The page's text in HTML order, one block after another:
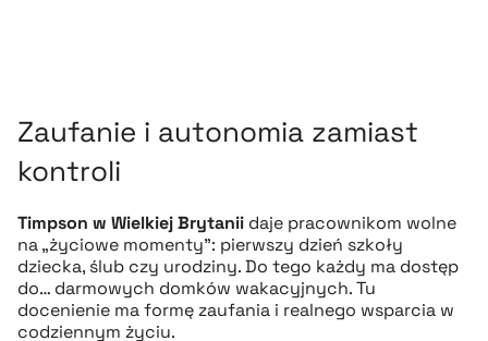
Zaufanie i autonomia zamiast
kontroli
Timpson w Wielkiej Brytanii daje pracownikom wolne
na „życiowe momenty”: pierwszy dzień szkoły
dziecka, ślub czy urodziny. Do tego każdy ma dostęp
do… darmowych domków wakacyjnych. Tu
docenienie ma formę zaufania i realnego wsparcia w
codziennym życiu.